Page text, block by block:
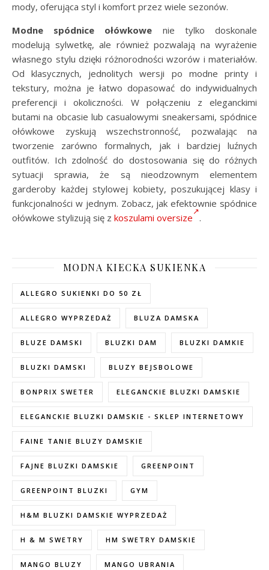
mody, oferująca styl i komfort przez wiele sezonów.
Modne spódnice ołówkowe nie tylko doskonale
modelują sylwetkę, ale również pozwalają na wyrażenie
własnego stylu dzięki różnorodności wzorów i materiałów.
Od klasycznych, jednolitych wersji po modne printy i
tekstury, można je łatwo dopasować do indywidualnych
preferencji i okoliczności. W połączeniu z eleganckimi
butami na obcasie lub casualowymi sneakersami, spódnice
ołówkowe zyskują wszechstronność, pozwalając na
tworzenie zarówno formalnych, jak i bardziej luźnych
outfitów. Ich zdolność do dostosowania się do różnych
sytuacji sprawia, że są nieodzownym elementem
garderoby każdej stylowej kobiety, poszukującej klasy i
funkcjonalności w jednym. Zobacz, jak efektownie spódnice
ołówkowe stylizują się z koszulami oversize .
MODNA KIECKA SUKIENKA
ALLEGRO SUKIENKI DO 50 ZŁ
ALLEGRO WYPRZEDAŻ BLUZA DAMSKA
BLUZE DAMSKI BLUZKI DAM BLUZKI DAMKIE
BLUZKI DAMSKI BLUZY BEJSBOLOWE
BONPRIX SWETER ELEGANCKIE BLUZKI DAMSKIE
ELEGANCKIE BLUZKI DAMSKIE - SKLEP INTERNETOWY
FAINE TANIE BLUZY DAMSKIE
FAJNE BLUZKI DAMSKIE GREENPOINT
GREENPOINT BLUZKI GYM
H&M BLUZKI DAMSKIE WYPRZEDAŻ
H & M SWETRY HM SWETRY DAMSKIE
MANGO BLUZY MANGO UBRANIA